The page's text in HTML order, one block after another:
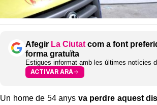
Afegir La Ciutat com a font
forma gratuïta
Estigues informat amb les últimes notícies
ACTIVAR ARA
Un home de 54 anys va perdre aquest